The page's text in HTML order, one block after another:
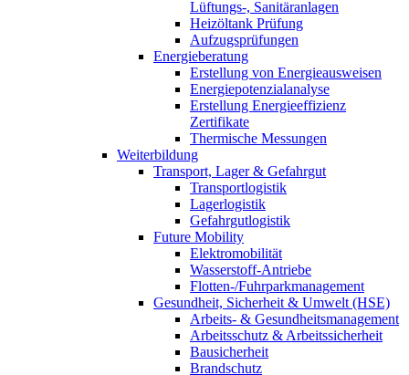
Lüftungs-, Sanitäranlagen
Heizöltank Prüfung
Aufzugsprüfungen
Energieberatung
Erstellung von Energieausweisen
Energiepotenzialanalyse
Erstellung Energieeffizienz
Zertifikate
Thermische Messungen
Weiterbildung
Transport, Lager & Gefahrgut
Transportlogistik
Lagerlogistik
Gefahrgutlogistik
Future Mobility
Elektromobilität
Wasserstoff-Antriebe
Flotten-/Fuhrparkmanagement
Gesundheit, Sicherheit & Umwelt (HSE)
Arbeits- & Gesundheitsmanagement
Arbeitsschutz & Arbeitssicherheit
Bausicherheit
Brandschutz